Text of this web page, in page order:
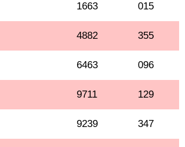
1663 015
4882 355
6463 096
9711 129
9239 347